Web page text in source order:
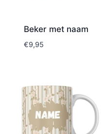
Beker met naam
€9,95